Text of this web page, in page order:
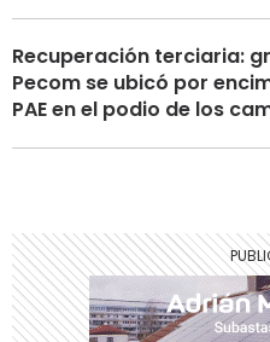
Recuperación terciaria:
Pecom se ubicó por
PAE en el podio de los